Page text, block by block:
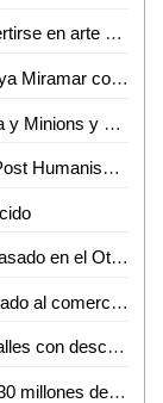
El grafiti dejó de ser vandalismo para convertirse en arte urbano
Erasmo González Robledo consolida a Playa Miramar como referente nacional e internacional con el izamiento Blue Flag 2026-2027
Verano cineteca presenta Evil Dead, Moana y Minions y monstruos
Invitan a la inauguración de la exposición "Post Humanism" eros y thanatos, de Ennio Castellano
Presentarán el libro una mirada a nuestro pasado en el Othoniano
Carretera Valles–Tamazunchale ha beneficiado al comercio y turismo de Tamazunchale: CANACO
ExpoBecas 2026 llega por primera vez a Valles con descuentos de hasta 60% para estudiantes
Gobierno del estado ha distribuído más de 30 millones de litros de agua